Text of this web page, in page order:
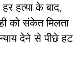
हत्या के बाद,
को संकेत मिलता
देने से पीछे हट